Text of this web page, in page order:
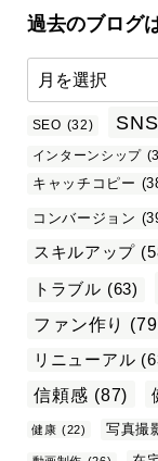
過去のブログ
SEO (32) SNS
インターンシップ
キャッチコピー
コンバージョン
スキルアップ
トラブル (63)
ファン作り
リニューアル
信頼感 (87)
健康 (22) 写真撮